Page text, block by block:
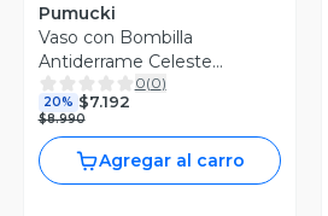
Pumucki
Vaso con Bombilla
Antiderrame Celeste
Pumucki
0(0)
20% $7.192
$8.990
Agregar al carro